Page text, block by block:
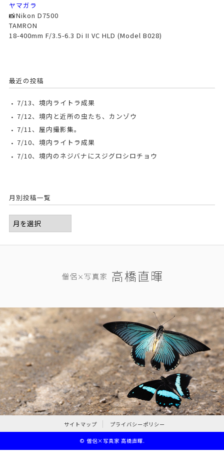
ヤマガラ
📸Nikon D7500
TAMRON
18-400mm F/3.5-6.3 Di II VC HLD (Model B028)
最近の投稿
7/13、境内ライトラ成果
7/12、境内と近所の虫たち、カンゾウ
7/11、屋内撮影集。
7/10、境内ライトラ成果
7/10、境内のネジバナにスジグロシロチョウ
月別投稿一覧
サイトマップ プライバシーポリシー
© 僧侶×写真家 高橋直暉.